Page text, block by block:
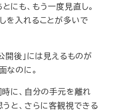
にも、もう一度見直し。
を入れることが多いで
開後」には見えるものが
なのに。
時に、自分の手元を離れ
うと、さらに客観視できる